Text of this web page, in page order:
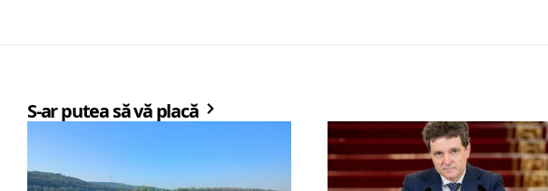
S-ar putea să vă placă